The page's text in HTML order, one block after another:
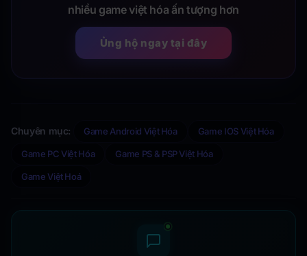
nhiều game việt hóa ấn tượng hơn
Ủng hộ ngay tại đây
Chuyên mục: Game Android Việt Hóa Game IOS Việt Hóa
Game PC Việt Hóa Game PS & PSP Việt Hóa
Game Việt Hoá